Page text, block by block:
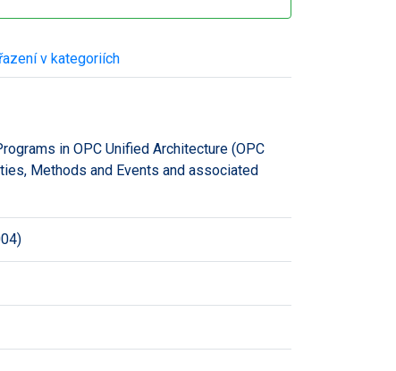
v kategoriích
in OPC Unified Architecture (OPC
Methods and Events and associated